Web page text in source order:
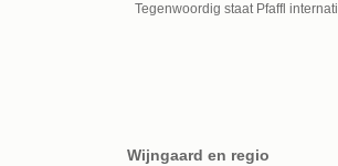
Tegenwoordig staat Pfaffl
Wijngaard en regio